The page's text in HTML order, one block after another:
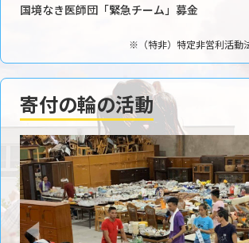
国境なき医師団「緊急チーム」募金
※（特非）特定非営利活動
寄付の輪の活動